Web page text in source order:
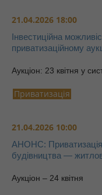
21.04.2026 18:00
Інвестиційна
приватизаційному
Аукціон: 23 квітня у
Приватизація
21.04.2026 10:00
АНОНС: Приватизація
будівництва —
Аукціон – 24 квітня